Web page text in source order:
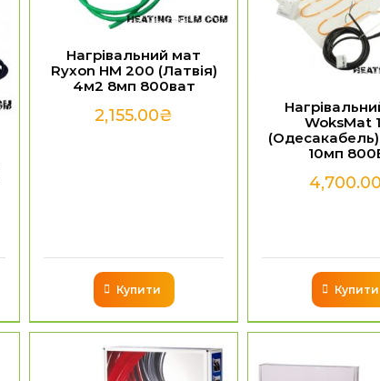
Нагрівальний мат
Ryxon HM 200 (Латвія)
4м2 8мп 800ват
2,155.00₴
Купити
WoksMat
10мп
Купити